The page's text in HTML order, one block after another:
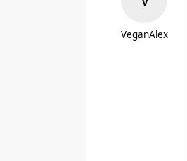
VeganAlex